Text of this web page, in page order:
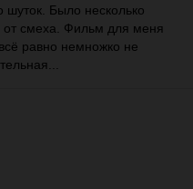
Было несколько
от смеха. Фильм для меня
равно немножко не